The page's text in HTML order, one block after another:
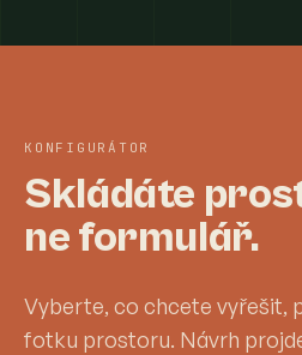
KONFIGURÁTOR
Skládáte
ne formulář.
Vyberte, co chcete vyřešit,
fotku prostoru. Návrh